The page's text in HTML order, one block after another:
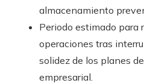
almacenamiento
Periodo estimado para
operaciones tras
solidez de los planes
empresarial.